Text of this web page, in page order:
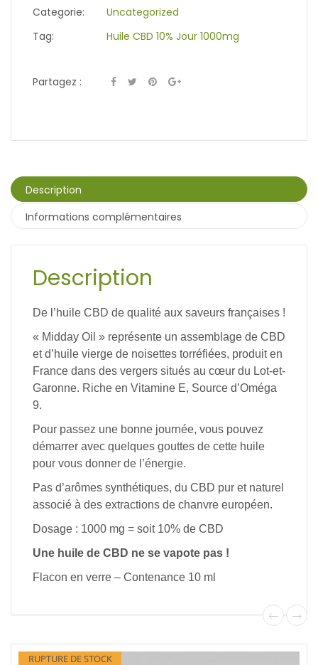
Categorie:
Uncategorized
Tag:
Huile CBD 10% Jour 1000mg
Partagez :
Description
Informations complémentaires
Description
De l’huile CBD de qualité aux saveurs françaises !
« Midday Oil » représente un assemblage de CBD
et d’huile vierge de noisettes torréfiées, produit en
France dans des vergers situés au cœur du Lot-et-
Garonne. Riche en Vitamine E, Source d’Oméga
9.
Pour passez une bonne journée, vous pouvez
démarrer avec quelques gouttes de cette huile
pour vous donner de l’énergie.
Pas d’arômes synthétiques, du CBD pur et naturel
associé à des extractions de chanvre européen.
Dosage : 1000 mg = soit 10% de CBD
Une huile de CBD ne se vapote pas !
Flacon en verre – Contenance 10 ml
RUPTURE DE STOCK